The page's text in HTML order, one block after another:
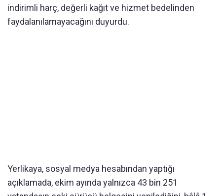
indirimli harç, değerli kağıt ve hizmet bedelinden
faydalanılamayacağını duyurdu.
Yerlikaya, sosyal medya hesabından yaptığı
açıklamada, ekim ayında yalnızca 43 bin 251